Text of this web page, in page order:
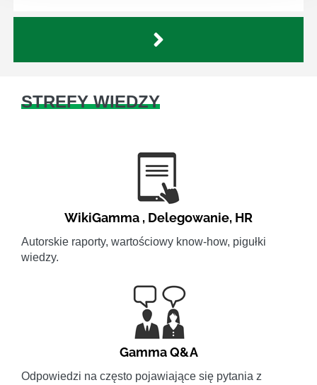
STREFY WIEDZY
WikiGamma , Delegowanie, HR
Autorskie raporty, wartościowy know-how, pigułki
wiedzy.
Gamma Q&A
Odpowiedzi na często pojawiające się pytania z